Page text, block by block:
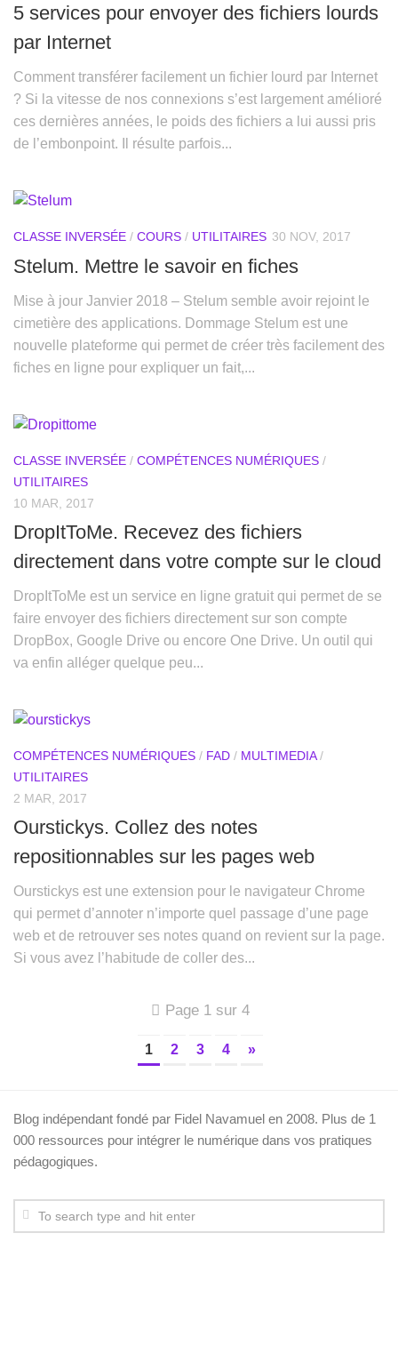
5 services pour envoyer des fichiers lourds
par Internet
Comment transférer facilement un fichier lourd par Internet
? Si la vitesse de nos connexions s’est largement amélioré
ces dernières années, le poids des fichiers a lui aussi pris
de l’embonpoint. Il résulte parfois...
CLASSE INVERSÉE / COURS / UTILITAIRES 30 NOV, 2017
Stelum. Mettre le savoir en fiches
Mise à jour Janvier 2018 – Stelum semble avoir rejoint le
cimetière des applications. Dommage Stelum est une
nouvelle plateforme qui permet de créer très facilement des
fiches en ligne pour expliquer un fait,...
CLASSE INVERSÉE / COMPÉTENCES NUMÉRIQUES /
UTILITAIRES
10 MAR, 2017
DropItToMe. Recevez des fichiers
directement dans votre compte sur le cloud
DropItToMe est un service en ligne gratuit qui permet de se
faire envoyer des fichiers directement sur son compte
DropBox, Google Drive ou encore One Drive. Un outil qui
va enfin alléger quelque peu...
COMPÉTENCES NUMÉRIQUES / FAD / MULTIMEDIA/
UTILITAIRES
2 MAR, 2017
Ourstickys. Collez des notes
repositionnables sur les pages web
Ourstickys est une extension pour le navigateur Chrome
qui permet d’annoter n’importe quel passage d’une page
web et de retrouver ses notes quand on revient sur la page.
Si vous avez l’habitude de coller des...
Page 1 sur 4
1 2 3 4 »
Blog indépendant fondé par Fidel Navamuel en 2008. Plus de 1
000 ressources pour intégrer le numérique dans vos pratiques
pédagogiques.